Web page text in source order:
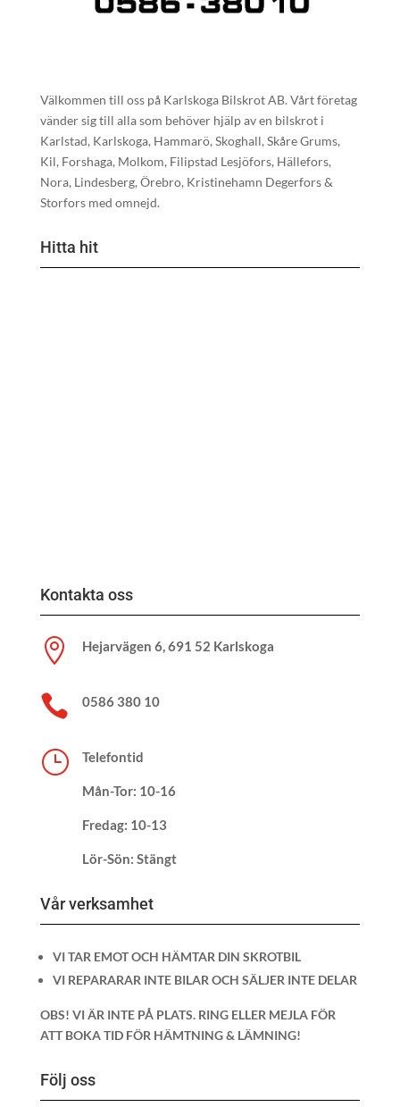
Välkommen till oss på Karlskoga Bilskrot AB. Vårt företag
vänder sig till alla som behöver hjälp av en bilskrot i
Karlstad, Karlskoga, Hammarö, Skoghall, Skåre Grums,
Kil, Forshaga, Molkom, Filipstad Lesjöfors, Hällefors,
Nora, Lindesberg, Örebro, Kristinehamn Degerfors &
Storfors med omnejd.
Hitta hit
Kontakta oss
 Hejarvägen 6, 691 52 Karlskoga
 0586 380 10
} Telefontid
Mån-Tor: 10-16
Fredag: 10-13
Lör-Sön: Stängt
Vår verksamhet
VI TAR EMOT OCH HÄMTAR DIN SKROTBIL
VI REPARARAR INTE BILAR OCH SÄLJER INTE DELAR
OBS! VI ÄR INTE PÅ PLATS. RING ELLER MEJLA FÖR
ATT BOKA TID FÖR HÄMTNING & LÄMNING!
Följ oss